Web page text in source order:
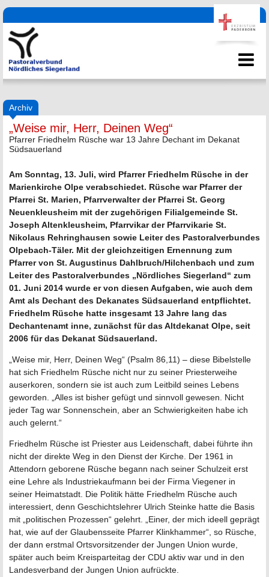
Archiv
„Weise mir, Herr, Deinen Weg“
Pfarrer Friedhelm Rüsche war 13 Jahre Dechant im Dekanat
Südsauerland
Am Sonntag, 13. Juli, wird Pfarrer Friedhelm Rüsche in der
Marienkirche Olpe verabschiedet. Rüsche war Pfarrer der
Pfarrei St. Marien, Pfarrverwalter der Pfarrei St. Georg
Neuenkleusheim mit der zugehörigen Filialgemeinde St.
Joseph Altenkleusheim, Pfarrvikar der Pfarrvikarie St.
Nikolaus Rehringhausen sowie Leiter des Pastoralverbundes
Olpebach-Täler. Mit der gleichzeitigen Ernennung zum
Pfarrer von St. Augustinus Dahlbruch/Hilchenbach und zum
Leiter des Pastoralverbundes „Nördliches Siegerland“ zum
01. Juni 2014 wurde er von diesen Aufgaben, wie auch dem
Amt als Dechant des Dekanates Südsauerland entpflichtet.
Friedhelm Rüsche hatte insgesamt 13 Jahre lang das
Dechantenamt inne, zunächst für das Altdekanat Olpe, seit
2006 für das Dekanat Südsauerland.
„Weise mir, Herr, Deinen Weg“ (Psalm 86,11) – diese Bibelstelle
hat sich Friedhelm Rüsche nicht nur zu seiner Priesterweihe
auserkoren, sondern sie ist auch zum Leitbild seines Lebens
geworden. „Alles ist bisher gefügt und sinnvoll gewesen. Nicht
jeder Tag war Sonnenschein, aber an Schwierigkeiten habe ich
auch gelernt.“
Friedhelm Rüsche ist Priester aus Leidenschaft, dabei führte ihn
nicht der direkte Weg in den Dienst der Kirche. Der 1961 in
Attendorn geborene Rüsche begann nach seiner Schulzeit erst
eine Lehre als Industriekaufmann bei der Firma Viegener in
seiner Heimatstadt. Die Politik hätte Friedhelm Rüsche auch
interessiert, denn Geschichtslehrer Ulrich Steinke hatte die Basis
mit „politischen Prozessen“ gelehrt. „Einer, der mich ideell geprägt
hat, wie auf der Glaubensseite Pfarrer Klinkhammer“, so Rüsche,
der dann erstmal Ortsvorsitzender der Jungen Union wurde,
später auch beim Kreisparteitag der CDU aktiv war und in den
Landesverband der Jungen Union aufrückte.